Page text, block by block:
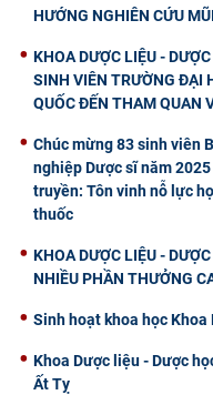
HƯỚNG NGHIÊN CỨU
KHOA DƯỢC LIỆU -
SINH VIÊN TRƯỜNG ĐẠI
QUỐC ĐẾN THAM QUAN
Chúc mừng 83 sinh viên
nghiệp Dược sĩ năm
truyền: Tôn vinh nỗ lực
thuốc
KHOA DƯỢC LIỆU -
NHIỀU PHẦN THƯỞNG
Sinh hoạt khoa học
Khoa Dược liệu - Dược
Ất Tỵ